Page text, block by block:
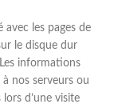
les pages de
le disque dur
informations
nos serveurs ou
d’une visite